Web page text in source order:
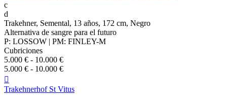
c
d
Trakehner, Semental, 13 años, 172 cm, Negro
Alternativa de sangre para el futuro
P: LOSSOW | PM: FINLEY-M
Cubriciones
5.000 € - 10.000 €
5.000 € - 10.000 €

Trakehnerhof St Vitus